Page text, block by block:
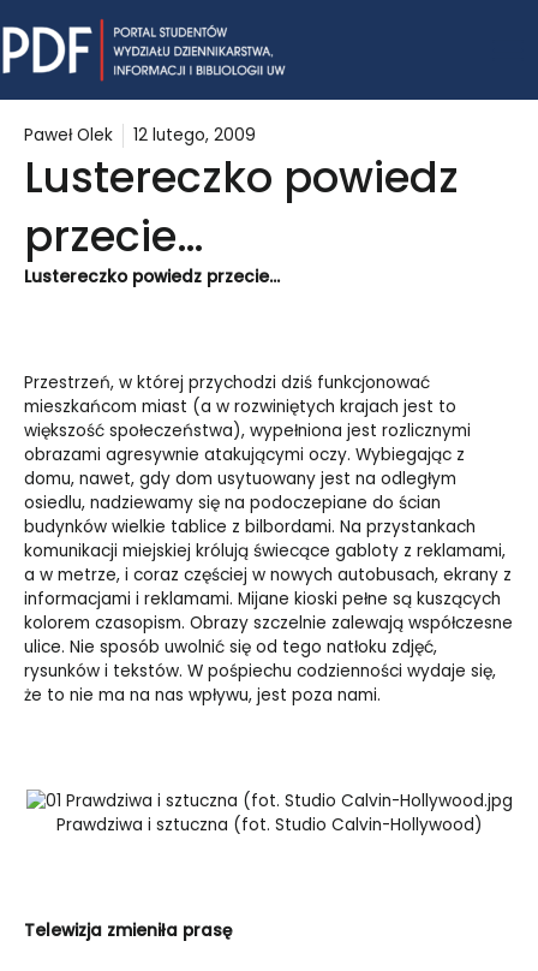
to
content
Paweł Olek 12 lutego, 2009
Lustereczko powiedz
przecie…
Lustereczko powiedz przecie…
Przestrzeń, w której przychodzi dziś funkcjonować
mieszkańcom miast (a w rozwiniętych krajach jest to
większość społeczeństwa), wypełniona jest rozlicznymi
obrazami agresywnie atakującymi oczy. Wybiegając z
domu, nawet, gdy dom usytuowany jest na odległym
osiedlu, nadziewamy się na podoczepiane do ścian
budynków wielkie tablice z bilbordami. Na przystankach
komunikacji miejskiej królują świecące gabloty z reklamami,
a w metrze, i coraz częściej w nowych autobusach, ekrany z
informacjami i reklamami. Mijane kioski pełne są kuszących
kolorem czasopism. Obrazy szczelnie zalewają współczesne
ulice. Nie sposób uwolnić się od tego natłoku zdjęć,
rysunków i tekstów. W pośpiechu codzienności wydaje się,
że to nie ma na nas wpływu, jest poza nami.
Prawdziwa i sztuczna (fot. Studio Calvin-Hollywood)
Telewizja zmieniła prasę